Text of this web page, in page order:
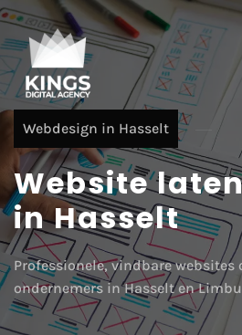
Webdesign in Hasselt
Website
in Hasselt
Professionele, vindbare websites
ondernemers in Hasselt en